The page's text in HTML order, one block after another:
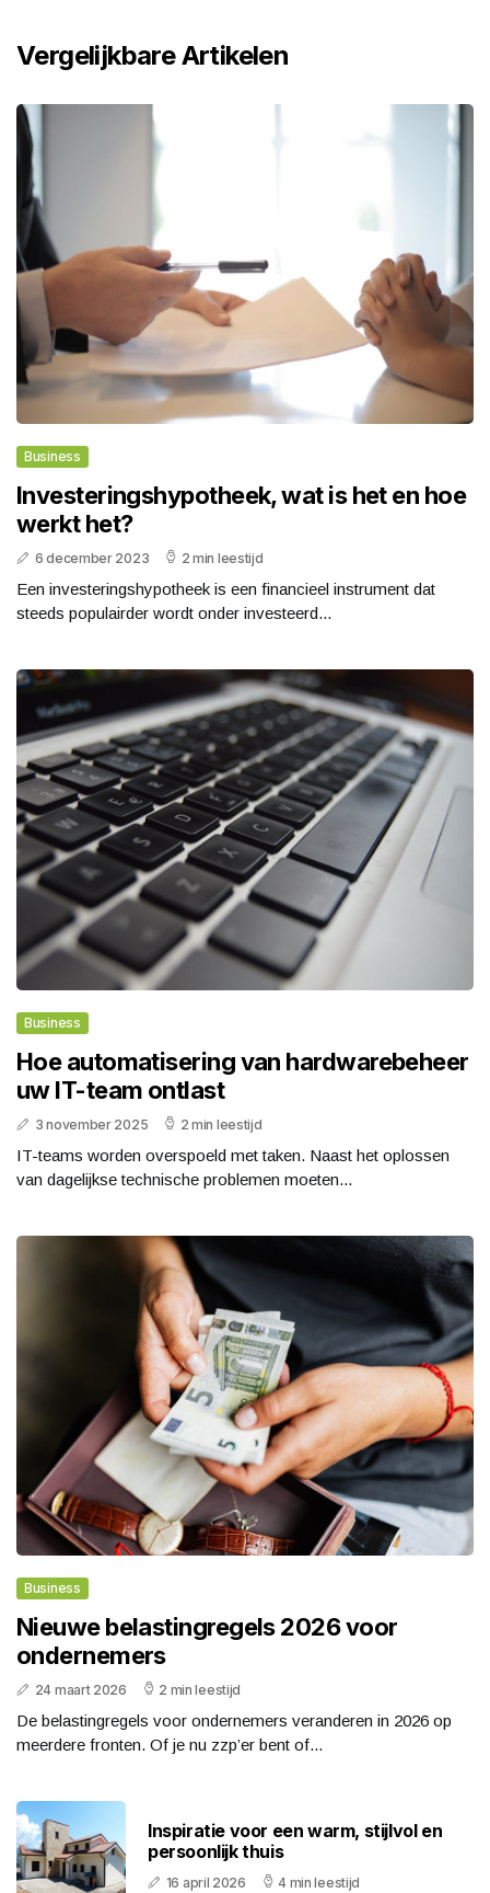
Vergelijkbare Artikelen
Business
Investeringshypotheek, wat is het en hoe
werkt het?
6 december 2023 2 min leestijd
Een investeringshypotheek is een financieel instrument dat
steeds populairder wordt onder investeerd...
Business
Hoe automatisering van hardwarebeheer
uw IT-team ontlast
3 november 2025 2 min leestijd
IT-teams worden overspoeld met taken. Naast het oplossen
van dagelijkse technische problemen moeten...
Business
Nieuwe belastingregels 2026 voor
ondernemers
24 maart 2026 2 min leestijd
De belastingregels voor ondernemers veranderen in 2026 op
meerdere fronten. Of je nu zzp’er bent of...
Inspiratie voor een warm, stijlvol en
persoonlijk thuis
16 april 2026 4 min leestijd